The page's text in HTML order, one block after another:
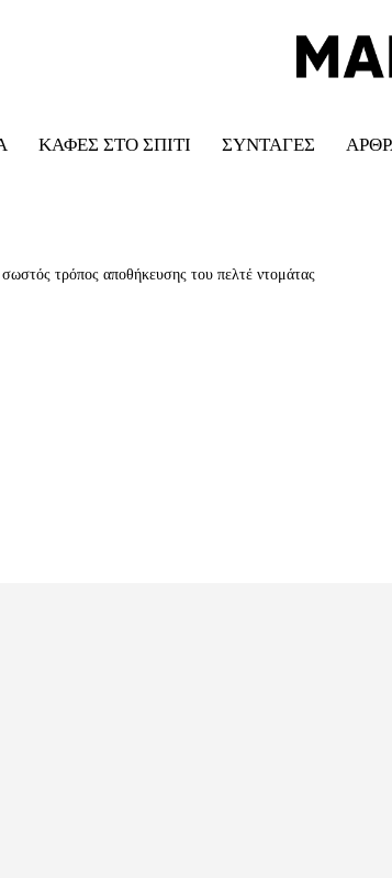
ΚΑΦΈΣ ΣΤΟ ΣΠΊΤΙ ΣΥΝΤΑΓΈΣ
τρόπος αποθήκευσης του πελτέ ντομάτας